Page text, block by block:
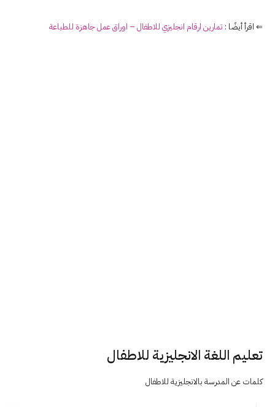
⇐ اقرأ أيضًا : تمارين ارقام انجليزي للاطفال – اوراق عمل جاهزة للطباعة
تعليم اللغة الانجليزية للاطفال
كلمات عن المدرسة بالانجليزية للاطفال